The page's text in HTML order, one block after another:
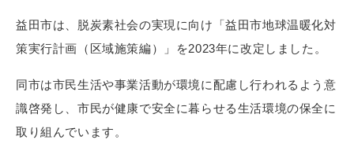
益田市は、脱炭素社会の実現に向け「益田市地球温暖化対
策実行計画（区域施策編）」を2023年に改定しました。
同市は市民生活や事業活動が環境に配慮し行われるよう意
識啓発し、市民が健康で安全に暮らせる生活環境の保全に
取り組んでいます。